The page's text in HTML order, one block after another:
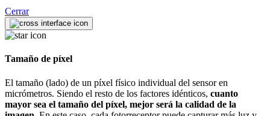
Cerrar
Tamaño de píxel
El tamaño (lado) de un píxel físico individual del sensor en
micrómetros. Siendo el resto de los factores idénticos, cuanto
mayor sea el tamaño del píxel, mejor será la calidad de la